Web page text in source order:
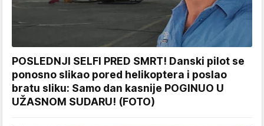
POSLEDNJI SELFI PRED SMRT! Danski pilot se
ponosno slikao pored helikoptera i poslao
bratu sliku: Samo dan kasnije POGINUO U
UŽASNOM SUDARU! (FOTO)